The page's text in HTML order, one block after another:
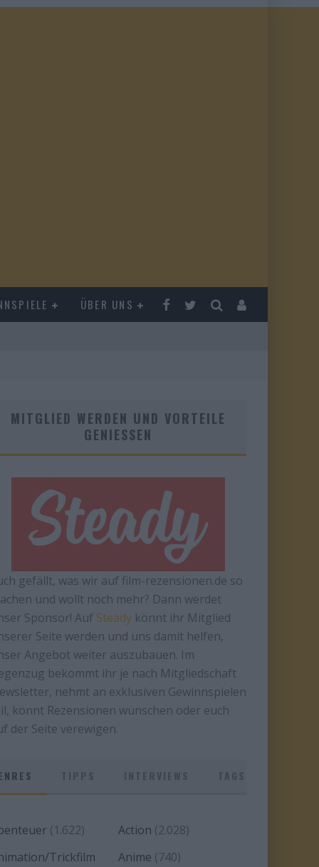
ÜBER UNS
MITGLIED WERDEN UND VORTEILE
GENIESSEN
gefällt, was wir auf film-rezensionen.de so
und wollt noch mehr? Dann werdet
Sponsor! Auf Steady könnt ihr Mitglied
Seite werden und uns damit helfen,
Angebot weiter auszubauen. Im
bekommt ihr je nach Mitgliedschaft
nehmt an exklusiven Gewinnspielen
könnt Rezensionen wünschen oder euch
der Seite verewigen.
(1.622) Action (2.028)
Trickfilm
Anime (740)